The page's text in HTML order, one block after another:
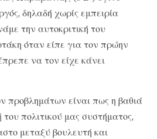
δηλαδή χωρίς εμπειρία
την αυτοκριτική του
όταν είπε για τον πρώην
να τον είχε κάνει
είναι πως η βαθιά
του πολιτικού μας συστήματος,
μεταξύ βουλευτή και